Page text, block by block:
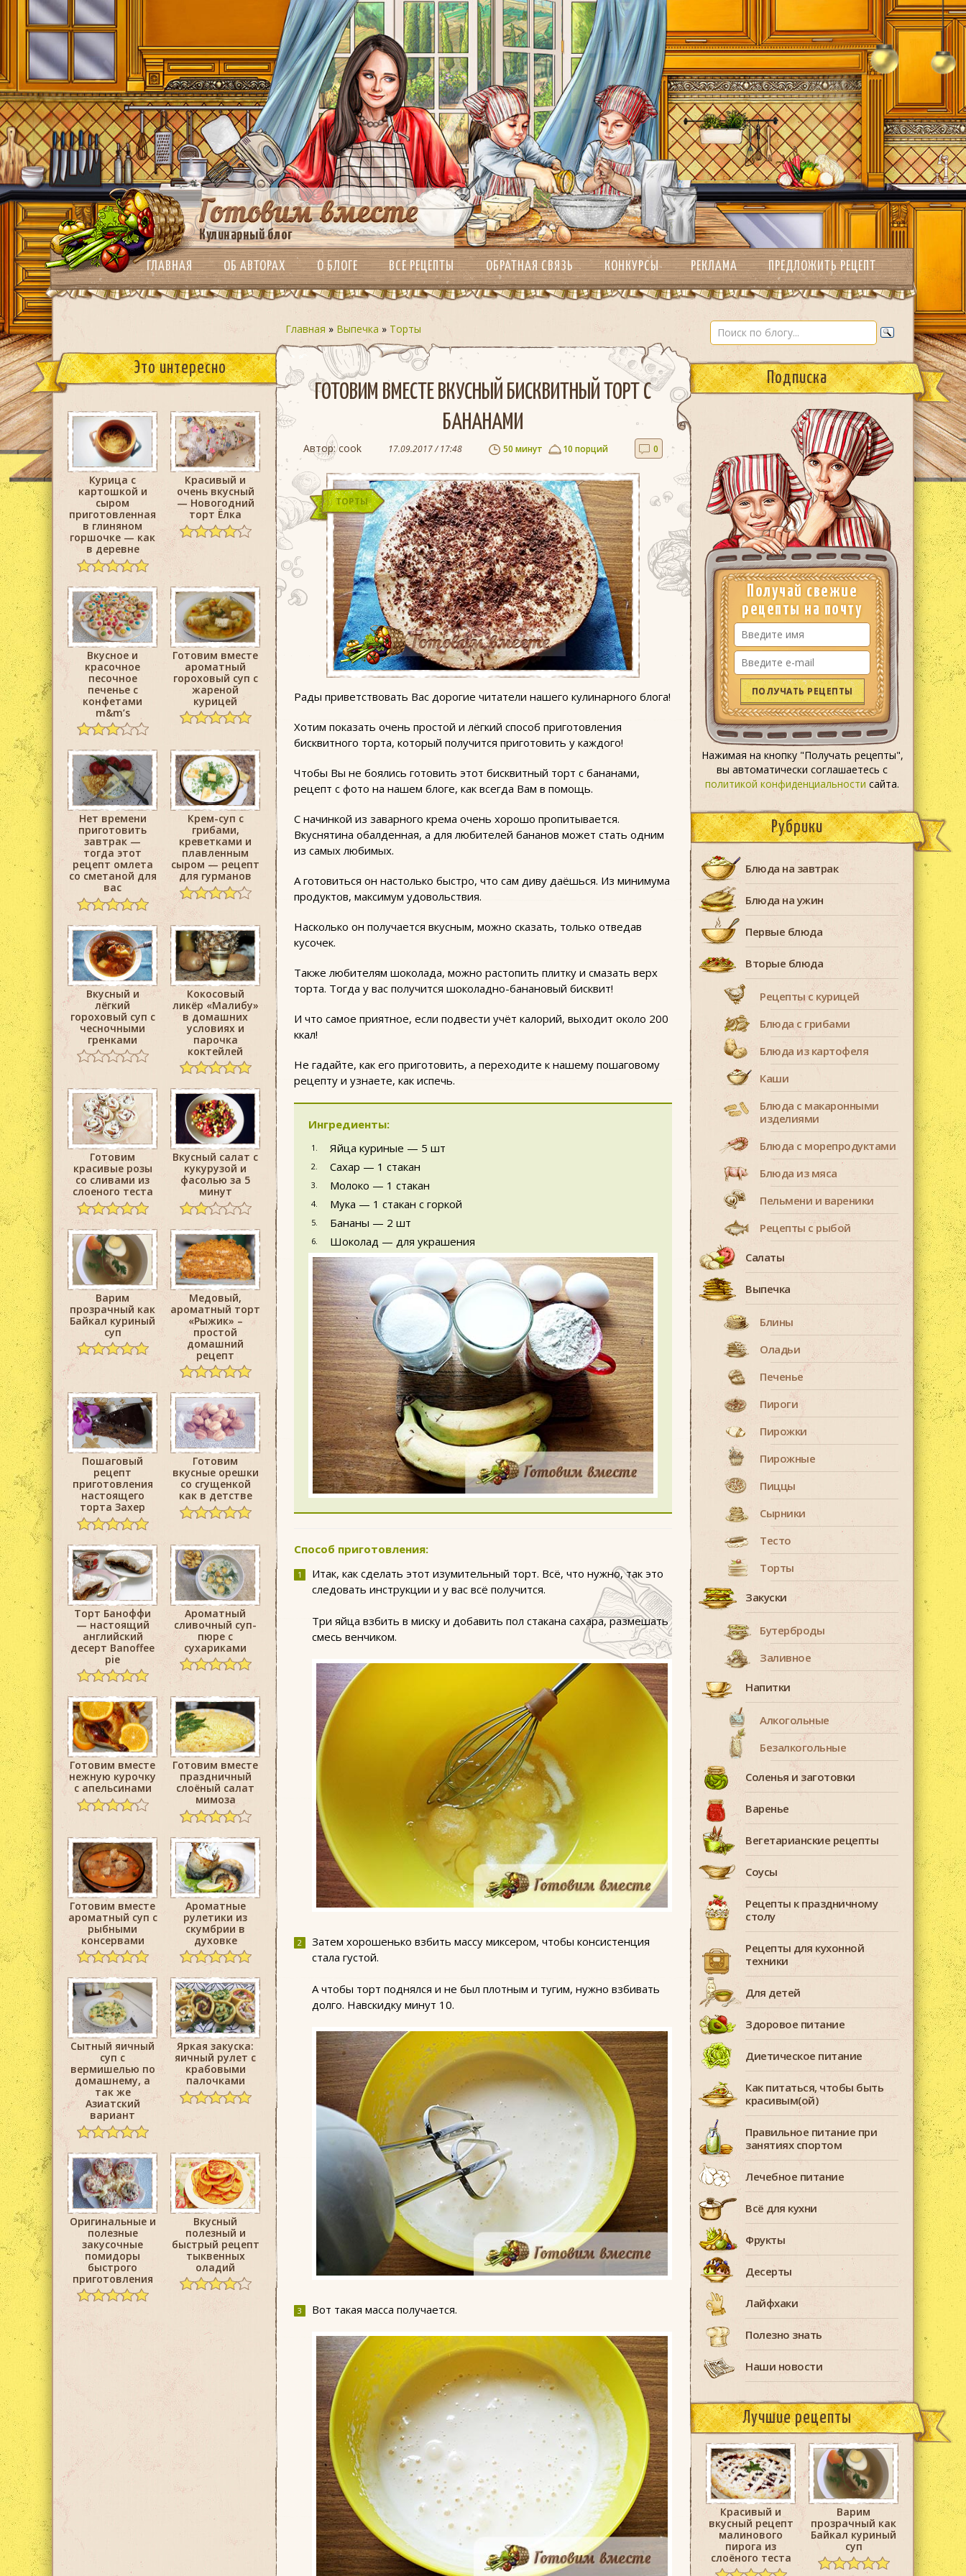
Кулинарный блог
ГЛАВНАЯ ОБ АВТОРАХ О БЛОГЕ ВСЕ РЕЦЕПТЫ ОБРАТНАЯ СВЯЗЬ КОНКУРСЫ РЕКЛАМА ПРЕДЛОЖИТЬ РЕЦЕПТ
Главная » Выпечка » Торты
ГОТОВИМ ВМЕСТЕ ВКУСНЫЙ БИСКВИТНЫЙ ТОРТ С
БАНАНАМИ
Автор:cook 17.09.2017 / 17:48 50 минут 10 порций 0
ТОРТЫ
Рады приветствовать Вас дорогие читатели нашего кулинарного блога!
Хотим показать очень простой и лёгкий способ приготовления
бисквитного торта, который получится приготовить у каждого!
Чтобы Вы не боялись готовить этот бисквитный торт с бананами,
рецепт с фото на нашем блоге, как всегда Вам в помощь.
С начинкой из заварного крема очень хорошо пропитывается.
Вкуснятина обалденная, а для любителей бананов может стать одним
из самых любимых.
А готовиться он настолько быстро, что сам диву даёшься. Из минимума
продуктов, максимум удовольствия.
Насколько он получается вкусным, можно сказать, только отведав
кусочек.
Также любителям шоколада, можно растопить плитку и смазать верх
торта. Тогда у вас получится шоколадно-банановый бисквит!
И что самое приятное, если подвести учёт калорий, выходит около 200
ккал!
Не гадайте, как его приготовить, а переходите к нашему пошаговому
рецепту и узнаете, как испечь.
Ингредиенты:
Яйца куриные — 5 шт
Сахар — 1 стакан
Молоко — 1 стакан
Мука — 1 стакан с горкой
Бананы — 2 шт
Шоколад — для украшения
Способ приготовления:
Итак, как сделать этот изумительный торт. Всё, что нужно, так это
следовать инструкции и у вас всё получится.
Три яйца взбить в миску и добавить пол стакана сахара, размешать
смесь венчиком.
Затем хорошенько взбить массу миксером, чтобы консистенция
стала густой.
А чтобы торт поднялся и не был плотным и тугим, нужно взбивать
долго. Навскидку минут 10.
Вот такая масса получается.
Это интересно
Курица с
картошкой и
сыром
приготовленная
в глиняном
горшочке — как
в деревне
Красивый и
очень вкусный
— Новогодний
торт Ёлка
Вкусное и
красочное
песочное
печенье с
конфетами
m&m’s
Готовим вместе
ароматный
гороховый суп с
жареной
курицей
Нет времени
приготовить
завтрак —
тогда этот
рецепт омлета
со сметаной для
вас
Крем-суп с
грибами,
креветками и
плавленным
сыром — рецепт
для гурманов
Вкусный и
лёгкий
гороховый суп с
чесночными
гренками
Кокосовый
ликёр «Малибу»
в домашних
условиях и
парочка
коктейлей
Готовим
красивые розы
со сливами из
слоеного теста
Вкусный салат с
кукурузой и
фасолью за 5
минут
Варим
прозрачный как
Байкал куриный
суп
Медовый,
ароматный торт
«Рыжик» –
простой
домашний
рецепт
Пошаговый
рецепт
приготовления
настоящего
торта Захер
Готовим
вкусные орешки
со сгущенкой
как в детстве
Торт Баноффи
— настоящий
английский
десерт Banoffee
pie
Ароматный
сливочный суп-
пюре с
сухариками
Готовим вместе
нежную курочку
с апельсинами
Готовим вместе
праздничный
слоёный салат
мимоза
Готовим вместе
ароматный суп с
рыбными
консервами
Ароматные
рулетики из
скумбрии в
духовке
Сытный яичный
суп с
вермишелью по
домашнему, а
так же
Азиатский
вариант
Яркая закуска:
яичный рулет с
крабовыми
палочками
Оригинальные и
полезные
закусочные
помидоры
быстрого
приготовления
Вкусный
полезный и
быстрый рецепт
тыквенных
оладий
Подписка
Получай свежие
рецепты на почту
ПОЛУЧАТЬ РЕЦЕПТЫ
Нажимая на кнопку "Получать рецепты",
вы автоматически соглашаетесь с
политикой конфиденциальности сайта.
Рубрики
Блюда на завтрак
Блюда на ужин
Первые блюда
Вторые блюда
Рецепты с курицей
Блюда с грибами
Блюда из картофеля
Каши
Блюда с макаронными
изделиями
Блюда с морепродуктами
Блюда из мяса
Пельмени и вареники
Рецепты с рыбой
Салаты
Выпечка
Блины
Оладьи
Печенье
Пироги
Пирожки
Пирожные
Пиццы
Сырники
Тесто
Торты
Закуски
Бутерброды
Заливное
Напитки
Алкогольные
Безалкогольные
Соленья и заготовки
Варенье
Вегетарианские рецепты
Соусы
Рецепты к праздничному
столу
Рецепты для кухонной
техники
Для детей
Здоровое питание
Диетическое питание
Как питаться, чтобы быть
красивым(ой)
Правильное питание при
занятиях спортом
Лечебное питание
Всё для кухни
Фрукты
Десерты
Лайфхаки
Полезно знать
Наши новости
Лучшие рецепты
Красивый и
вкусный рецепт
малинового
пирога из
слоёного теста
Варим
прозрачный как
Байкал куриный
суп